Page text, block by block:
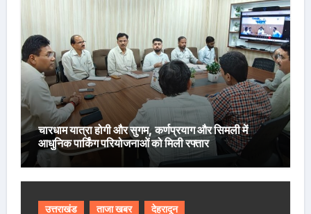
चारधाम यात्रा होगी और सुगम, कर्णप्रयाग और सिमली में
आधुनिक पार्किंग परियोजनाओं को मिली रफ्तार
उत्तराखंड ताजा खबर देहरादून